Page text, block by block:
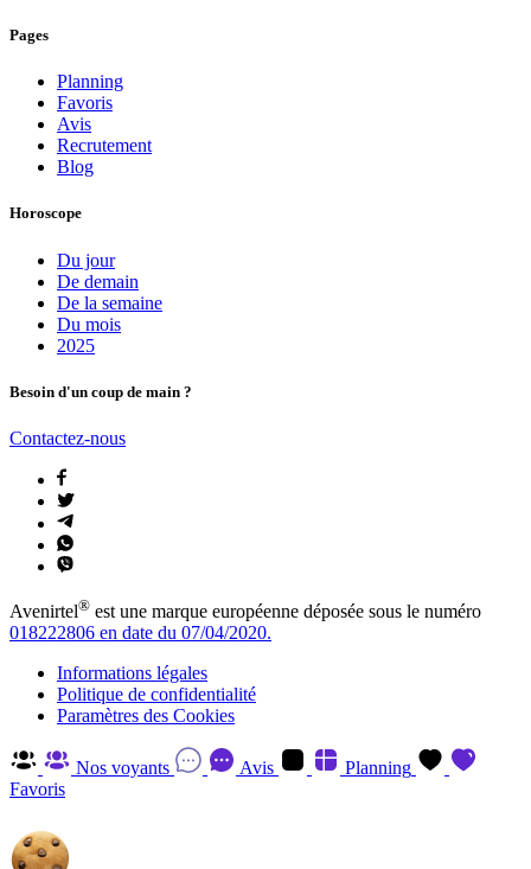
Pages
Planning
Favoris
Avis
Recrutement
Blog
Horoscope
Du jour
De demain
De la semaine
Du mois
2025
Besoin d'un coup de main ?
Contactez-nous
Avenirtel® est une marque européenne déposée sous le numéro
018222806 en date du 07/04/2020.
Informations légales
Politique de confidentialité
Paramètres des Cookies
Nos voyants Avis
Planning
Favoris